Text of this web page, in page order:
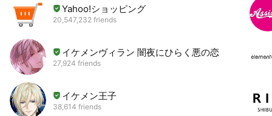
Yahoo!ショッピング
20,547,232 friends
イケメンヴィラン 闇夜にひらく悪の恋
27,924 friends
イケメン王子
38,614 friends